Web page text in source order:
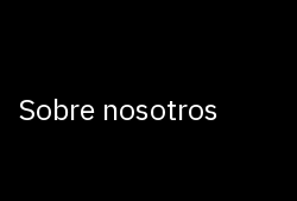
Sobre nosotros